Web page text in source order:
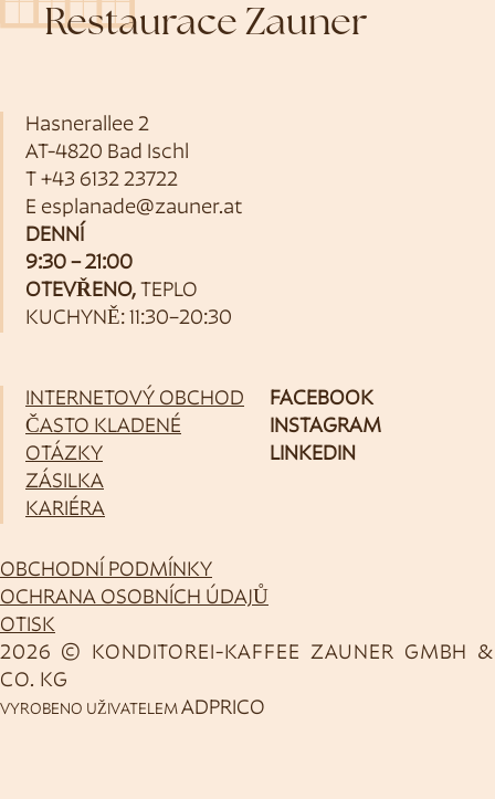
Restaurace Zauner
Hasnerallee 2
AT-4820 Bad Ischl
T +43 6132 23722
E esplanade@zauner.at
DENNÍ
9:30 – 21:00
OTEVŘENO, TEPLO
KUCHYNĚ: 11:30–20:30
INTERNETOVÝ OBCHOD
ČASTO KLADENÉ
OTÁZKY
ZÁSILKA
KARIÉRA
FACEBOOK
INSTAGRAM
LINKEDIN
2026 © KONDITOREI-KAFFEE ZAUNER GMBH &
CO. KG
OBCHODNÍ PODMÍNKY
OCHRANA OSOBNÍCH ÚDAJŮ
OTISK
VYROBENO UŽIVATELEM ADPRICO